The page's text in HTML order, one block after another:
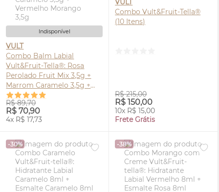
Indisponível
VULT
Combo Balm Labial
Vult&Fruit-Tella®: Rosa
Perolado Fruit Mix 3,5g +
Marrom Caramelo 3,5g +
Vermelho Morango 3,5g
R$ 89,70
R$ 70,90
4x R$ 17,73
VULT
Combo Vult&Fruit-Tella®
(10 Itens)
R$ 215,00
R$ 150,00
10x R$ 15,00
Frete Grátis
-30% -38%